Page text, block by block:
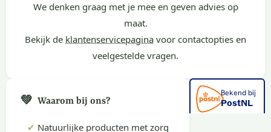
We denken graag met je mee en geven advies op
maat.
Bekijk de klantenservicepagina voor contactopties en
veelgestelde vragen.
💚 Waarom bij ons?
✔ Natuurlijke producten met zorg